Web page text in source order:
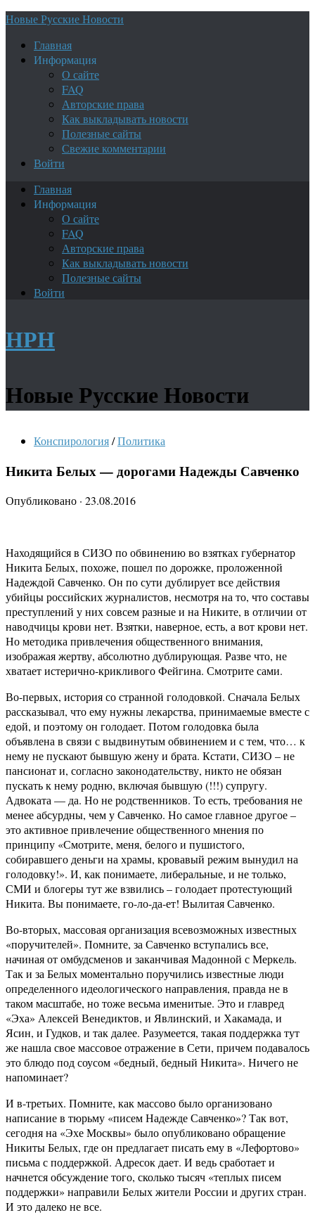
Новые Русские Новости
Главная
Информация
О сайте
FAQ
Авторские права
Как выкладывать новости
Полезные сайты
Свежие комментарии
Войти
Главная
Информация
О сайте
FAQ
Авторские права
Как выкладывать новости
Полезные сайты
Войти
НРН
Новые Русские Новости
Конспирология/Политика
Никита Белых — дорогами Надежды Савченко
Опубликовано · 23.08.2016
Находящийся в СИЗО по обвинению во взятках губернатор
Никита Белых, похоже, пошел по дорожке, проложенной
Надеждой Савченко. Он по сути дублирует все действия
убийцы российских журналистов, несмотря на то, что составы
преступлений у них совсем разные и на Никите, в отличии от
наводчицы крови нет. Взятки, наверное, есть, а вот крови нет.
Но методика привлечения общественного внимания,
изображая жертву, абсолютно дублирующая. Разве что, не
хватает истерично-крикливого Фейгина. Смотрите сами.
Во-первых, история со странной голодовкой. Сначала Белых
рассказывал, что ему нужны лекарства, принимаемые вместе с
едой, и поэтому он голодает. Потом голодовка была
объявлена в связи с выдвинутым обвинением и с тем, что… к
нему не пускают бывшую жену и брата. Кстати, СИЗО – не
пансионат и, согласно законодательству, никто не обязан
пускать к нему родню, включая бывшую (!!!) супругу.
Адвоката — да. Но не родственников. То есть, требования не
менее абсурдны, чем у Савченко. Но самое главное другое –
это активное привлечение общественного мнения по
принципу «Смотрите, меня, белого и пушистого,
собиравшего деньги на храмы, кровавый режим вынудил на
голодовку!». И, как понимаете, либеральные, и не только,
СМИ и блогеры тут же взвились – голодает протестующий
Никита. Вы понимаете, го-ло-да-ет! Вылитая Савченко.
Во-вторых, массовая организация всевозможных известных
«поручителей». Помните, за Савченко вступались все,
начиная от омбудсменов и заканчивая Мадонной с Меркель.
Так и за Белых моментально поручились известные люди
определенного идеологического направления, правда не в
таком масштабе, но тоже весьма именитые. Это и главред
«Эха» Алексей Венедиктов, и Явлинский, и Хакамада, и
Ясин, и Гудков, и так далее. Разумеется, такая поддержка тут
же нашла свое массовое отражение в Сети, причем подавалось
это блюдо под соусом «бедный, бедный Никита». Ничего не
напоминает?
И в-третьих. Помните, как массово было организовано
написание в тюрьму «писем Надежде Савченко»? Так вот,
сегодня на «Эхе Москвы» было опубликовано обращение
Никиты Белых, где он предлагает писать ему в «Лефортово»
письма с поддержкой. Адресок дает. И ведь сработает и
начнется обсуждение того, сколько тысяч «теплых писем
поддержки» направили Белых жители России и других стран.
И это далеко не все.